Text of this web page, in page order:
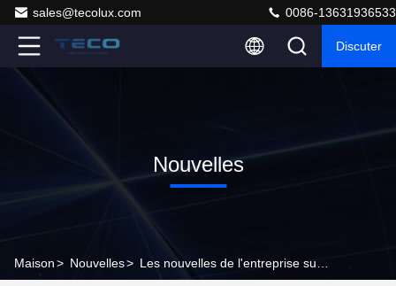
sales@tecolux.com 0086-13631936533
Discuter
Nouvelles
Maison> Nouvelles>